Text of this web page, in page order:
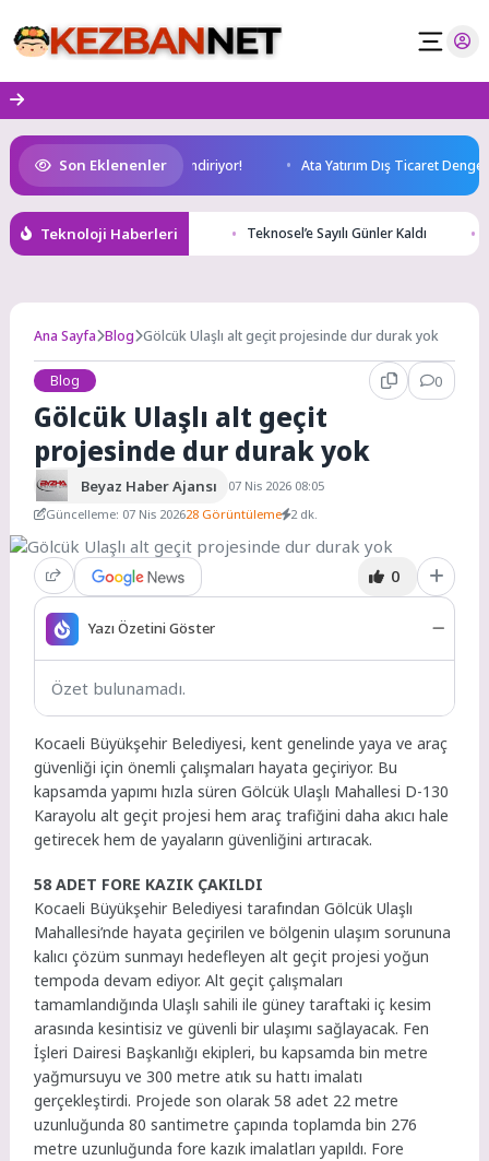
to
content
Son Eklenenler
ruh sağlığını güçlendiriyor! Ata Yatırım Dış Ticaret Dengesi
Teknoloji Haberleri Teknosel’e Sayılı Günler Kaldı
Ana Sayfa Blog Gölcük Ulaşlı alt geçit projesinde dur durak yok
Blog 0
Gölcük Ulaşlı alt geçit
projesinde dur durak yok
Beyaz Haber Ajansı
07 Nis 2026 08:05
Güncelleme: 07 Nis 202628 Görüntüleme 2 dk.
0
Yazı Özetini Göster
Özet bulunamadı.
Kocaeli Büyükşehir Belediyesi, kent genelinde yaya ve araç
güvenliği için önemli çalışmaları hayata geçiriyor. Bu
kapsamda yapımı hızla süren Gölcük Ulaşlı Mahallesi D-130
Karayolu alt geçit projesi hem araç trafiğini daha akıcı hale
getirecek hem de yayaların güvenliğini artıracak.
58 ADET FORE KAZIK ÇAKILDI
Kocaeli Büyükşehir Belediyesi tarafından Gölcük Ulaşlı
Mahallesi’nde hayata geçirilen ve bölgenin ulaşım sorununa
kalıcı çözüm sunmayı hedefleyen alt geçit projesi yoğun
tempoda devam ediyor. Alt geçit çalışmaları
tamamlandığında Ulaşlı sahili ile güney taraftaki iç kesim
arasında kesintisiz ve güvenli bir ulaşımı sağlayacak. Fen
İşleri Dairesi Başkanlığı ekipleri, bu kapsamda bin metre
yağmursuyu ve 300 metre atık su hattı imalatı
gerçekleştirdi. Projede son olarak 58 adet 22 metre
uzunluğunda 80 santimetre çapında toplamda bin 276
metre uzunluğunda fore kazık imalatları yapıldı. Fore